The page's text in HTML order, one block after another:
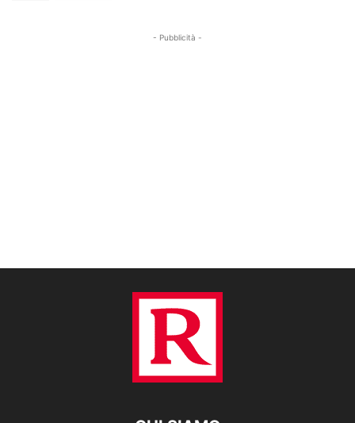
- Pubblicità -